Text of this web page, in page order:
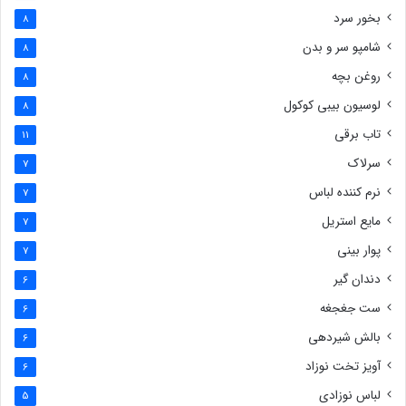
بخور سرد 8
شامپو سر و بدن 8
روغن بچه 8
لوسیون بیبی کوکول 8
تاب برقی 11
سرلاک 7
نرم کننده لباس 7
مایع استریل 7
پوار بینی 7
دندان گیر 6
ست جغجغه 6
بالش شیردهی 6
آویز تخت نوزاد 6
لباس نوزادی 5